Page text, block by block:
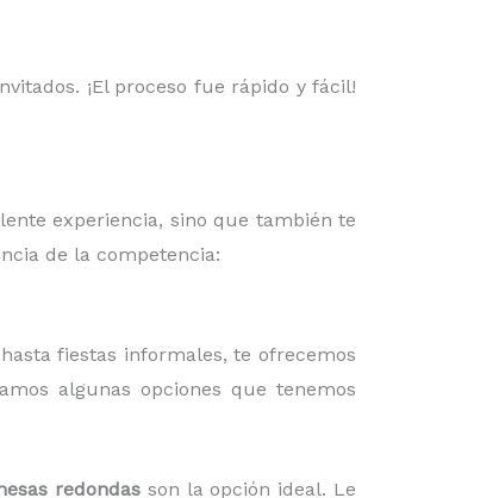
¡El proceso fue rápido y fácil!
experiencia, sino que también te
de la competencia:
fiestas informales, te ofrecemos
algunas opciones que tenemos
redondas son la opción ideal. Le